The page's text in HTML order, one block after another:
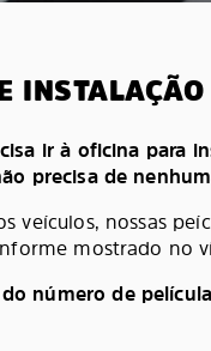
INSTALAÇÃO
ir à oficina para
precisa de
veículos, nossas
mostrado no
número de